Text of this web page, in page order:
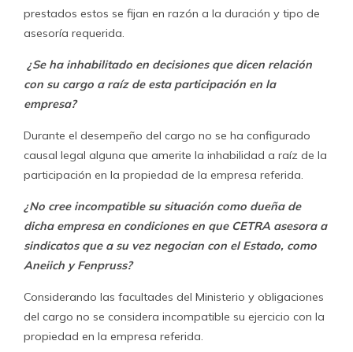
en la Operación Renta 2014. Esto no constituye un
antecedente sorpresivo considerando que las
del sector privado se prolongan a veces de un año
calendario a otro.
del Trabajo entra al negocio
El 5 de abril de 2010 -a menos de un mes de arribar a La
connotados funcionarios bacheletistas emigrados de la
Dirección del Trabajoinscribían su propia empresa de
asesorías sindicales bajo el interminable nombre de
“Servicios de Asesoría Jurídica-Laboral Integral